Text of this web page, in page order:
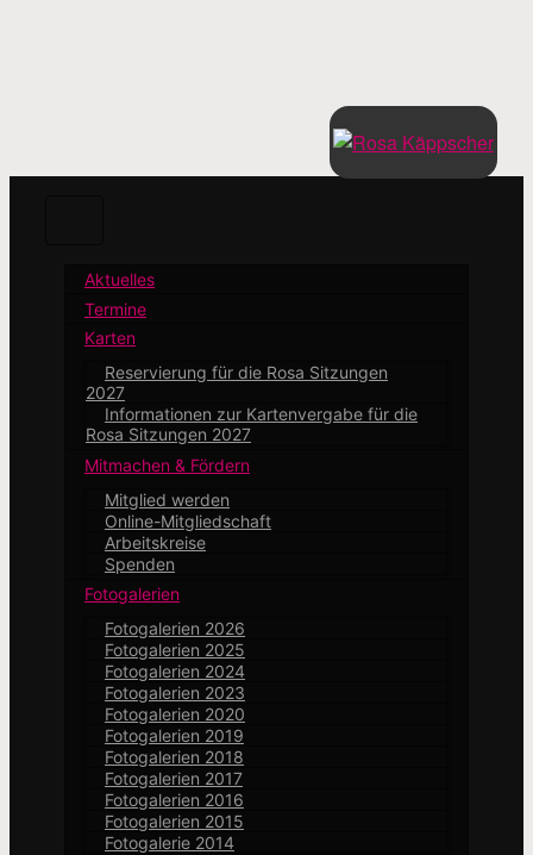
Aktuelles
Termine
Karten
Reservierung für die Rosa Sitzungen
2027
Informationen zur Kartenvergabe für die
Rosa Sitzungen 2027
Mitmachen & Fördern
Mitglied werden
Online-Mitgliedschaft
Arbeitskreise
Spenden
Fotogalerien
Fotogalerien 2026
Fotogalerien 2025
Fotogalerien 2024
Fotogalerien 2023
Fotogalerien 2020
Fotogalerien 2019
Fotogalerien 2018
Fotogalerien 2017
Fotogalerien 2016
Fotogalerien 2015
Fotogalerie 2014